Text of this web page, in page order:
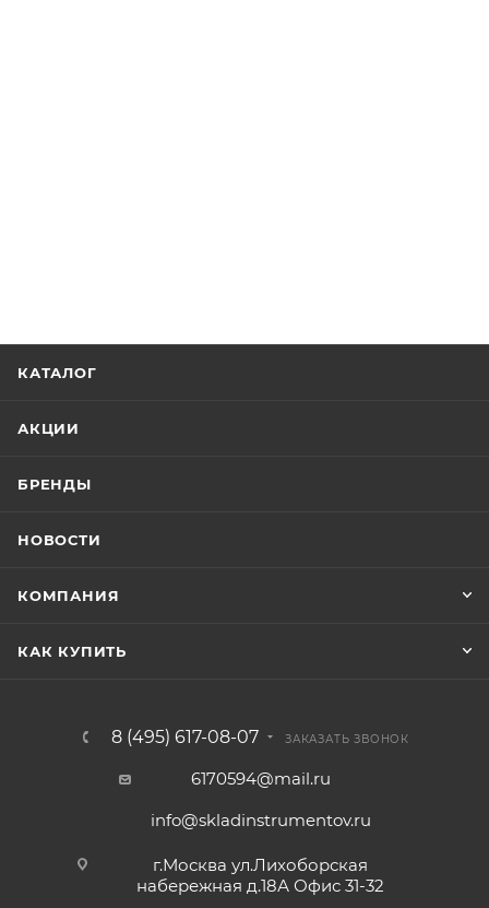
КАТАЛОГ
АКЦИИ
БРЕНДЫ
НОВОСТИ
КОМПАНИЯ
КАК КУПИТЬ
8 (495) 617-08-07 ЗАКАЗАТЬ ЗВОНОК
6170594@mail.ru
info@skladinstrumentov.ru
г.Москва ул.Лихоборская
набережная д.18А Офис 31-32